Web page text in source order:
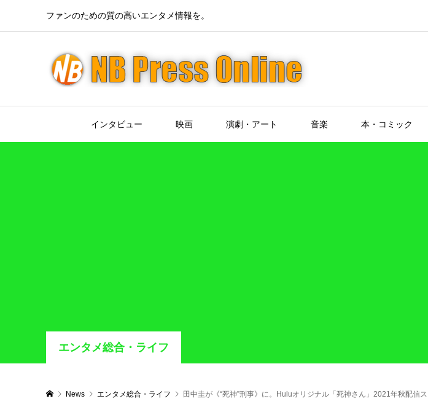
ファンのための質の高いエンタメ情報を。
インタビュー 映画 演劇・アート 音楽 本・コミック
エンタメ総合・ライフ
News エンタメ総合・ライフ 田中圭が《“死神”刑事》に。Huluオリジナル「死神さん」2021年秋配信ス